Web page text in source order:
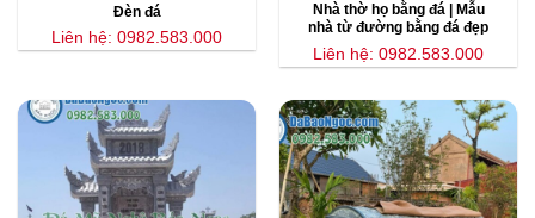
Đèn đá
Liên hệ: 0982.583.000
Nhà thờ họ bằng đá | Mẫu
nhà từ đường bằng đá đẹp
Liên hệ: 0982.583.000